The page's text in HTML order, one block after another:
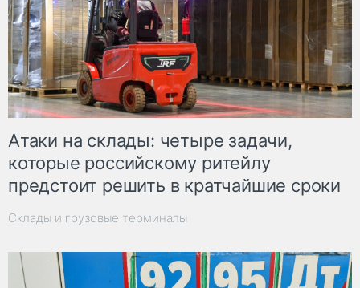
Атаки на склады: четыре задачи,
которые российскому ритейлу
предстоит решить в кратчайшие сроки
Склады и грузовые терминалы